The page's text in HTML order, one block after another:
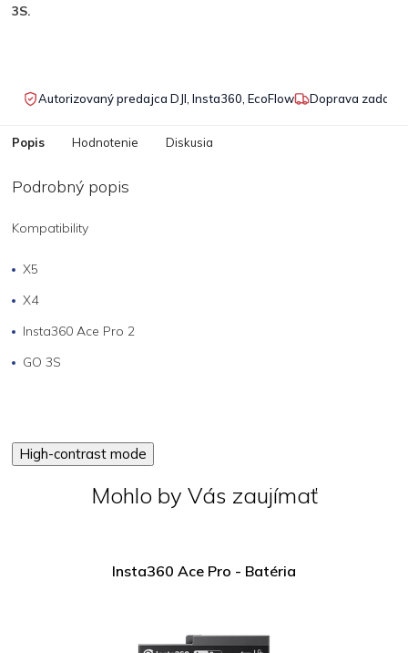
3S.
Autorizovaný predajca DJI, Insta360, EcoFlow Doprava
Popis Hodnotenie Diskusia
Podrobný popis
Kompatibility
X5
X4
Insta360 Ace Pro 2
GO 3S
High-contrast mode
Mohlo by Vás zaujímať
Insta360 Ace Pro - Batéria